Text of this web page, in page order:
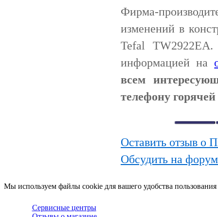
Фирма-
изменений в
Tefal
информацией на
всем
телефону
Оставить отзыв о
Обсудить на
Мы используем файлы cookie для вашего удобства
Сервисные центры